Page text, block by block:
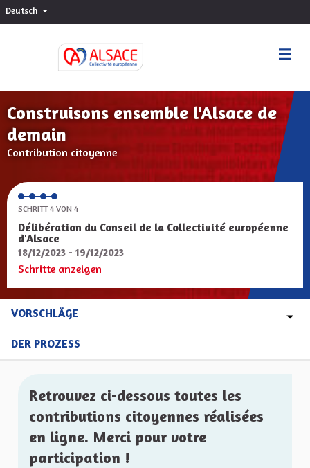
Deutsch Choisir la langue
Construisons ensemble l'Alsace de
demain
Contribution citoyenne
SCHRITT 4 VON 4
Délibération du Conseil de la Collectivité européenne
d'Alsace
18/12/2023 - 19/12/2023
Schritte anzeigen
VORSCHLÄGE
DER PROZESS
Retrouvez ci-dessous toutes les
contributions citoyennes réalisées
en ligne. Merci pour votre
participation !